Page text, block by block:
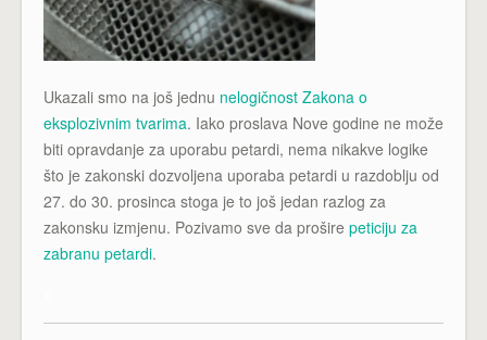
Ukazali smo na još jednu nelogičnost Zakona o
eksplozivnim tvarima. Iako proslava Nove godine ne može
biti opravdanje za uporabu petardi, nema nikakve logike
što je zakonski dozvoljena uporaba petardi u razdoblju od
27. do 30. prosinca stoga je to još jedan razlog za
zakonsku izmjenu. Pozivamo sve da prošire peticiju za
zabranu petardi.